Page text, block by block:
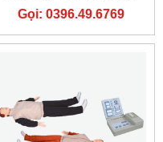
NASCO
Gọi: 0396.49.6769